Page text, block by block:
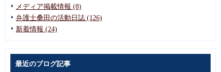
メディア掲載情報 (8)
弁護士桑田の活動日誌 (126)
新着情報 (24)
最近のブログ記事